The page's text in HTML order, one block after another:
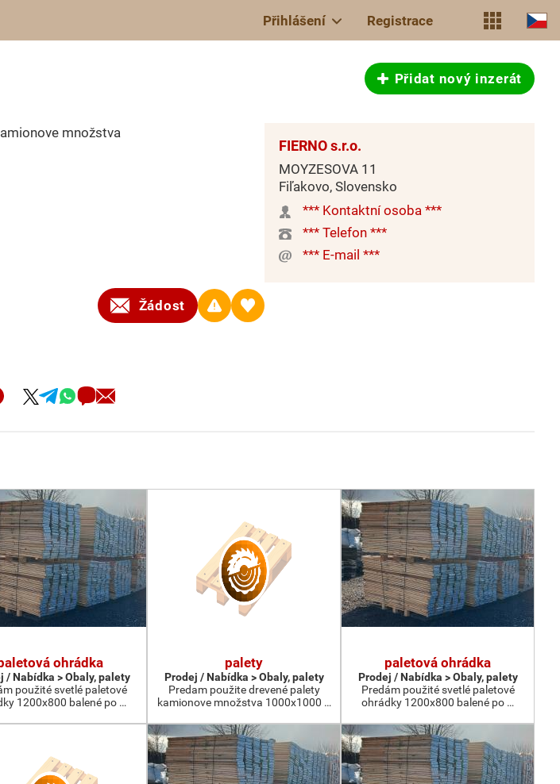
Přihlášení Registrace
Přidat nový inzerát
množstva
Žádost
FIERNO s.r.o.
MOYZESOVA 11
Fiľakovo, Slovensko
*** Kontaktní osoba ***
*** Telefon ***
*** E-mail ***
ohrádka
/ Nabídka > Obaly, palety
použité svetlé paletové
1200x800 balené po …
palety
Prodej / Nabídka > Obaly, palety
Predam použite drevené palety
kamionove množstva 1000x1000 …
paletová ohrádka
Prodej / Nabídka > Obaly, palety
Predám použité svetlé paletové
ohrádky 1200x800 balené po …